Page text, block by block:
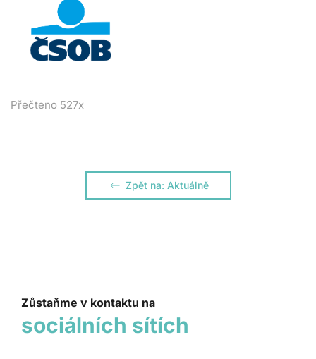
Přečteno 527x
Zpět na: Aktuálně
Zůstaňme v kontaktu na
sociálních sítích